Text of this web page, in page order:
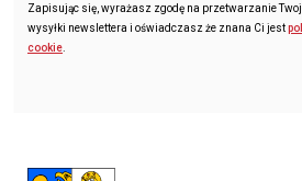
Zapisując się, wyrażasz zgodę na przetwarzanie
wysyłki newslettera i oświadczasz że znana Ci jest
cookie